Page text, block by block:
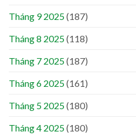
Tháng 9 2025(187)
Tháng 8 2025(118)
Tháng 7 2025(187)
Tháng 6 2025(161)
Tháng 5 2025(180)
Tháng 4 2025(180)